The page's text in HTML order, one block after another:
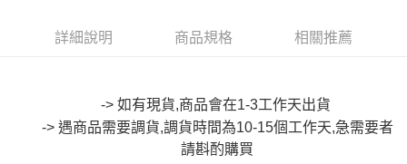
【大哥付你分期使用說明】
3.實際核准額度、可分期數及費用金額請依後續交易確認頁面所載為準。
4.訂單成立30分鐘內，如未前往確認交易或遇審核未通過，訂單將自動取
消。如遇「轉專審核」未通過狀況，表示未達大哥付你分期系統評分，恕無
AFTEE先享後付
AFTEE先享後付是「在收到商品之後才付款」的支付方式。 讓您購物簡單
便利好安心！
１．簡單：不需註冊會員、不需綁卡、不需儲值。
２．便利：只要手機號碼，簡訊認證，即可結帳。
詳細說明 商品規格 相關推薦
-> 如有現貨,商品會在1-3工作天出貨
-> 遇商品需要調貨,調貨時間為10-15個工作天,急需要者
請斟酌購買